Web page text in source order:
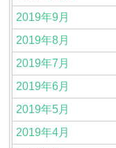
2019年9月
2019年8月
2019年7月
2019年6月
2019年5月
2019年4月